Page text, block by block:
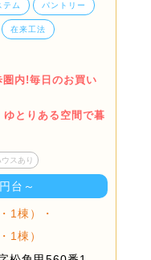
テム パントリー
在来工法
内!毎日のお買い
とりある空間で暮
スあり
台～
1棟）・
1棟）